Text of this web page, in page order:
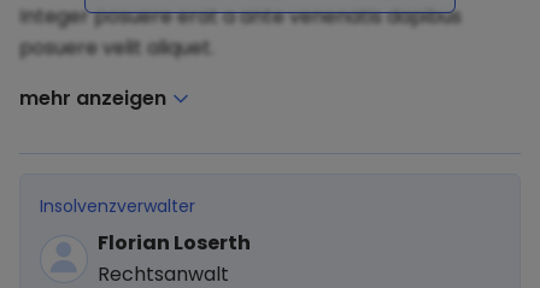
Integer posuere erat a ante venenatis dapibus
posuere velit aliquet.
mehr anzeigen
Insolvenzverwalter
Florian Loserth
Rechtsanwalt